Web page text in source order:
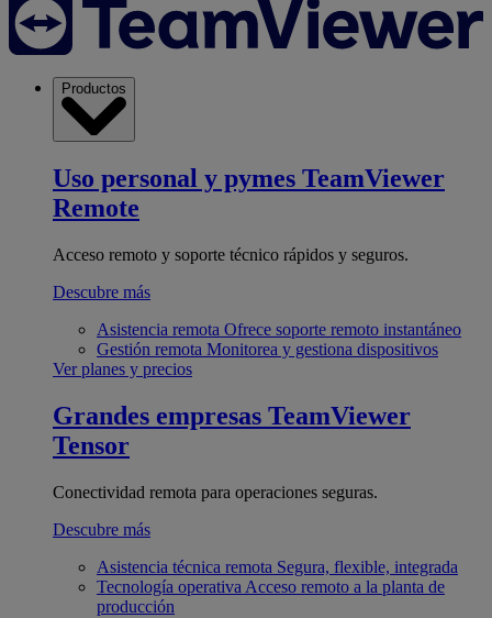
Productos
Uso personal y pymes TeamViewer
Remote
Acceso remoto y soporte técnico rápidos y seguros.
Descubre más
Asistencia remota Ofrece soporte remoto instantáneo
Gestión remota Monitorea y gestiona dispositivos
Ver planes y precios
Grandes empresas TeamViewer
Tensor
Conectividad remota para operaciones seguras.
Descubre más
Asistencia técnica remota Segura, flexible, integrada
Tecnología operativa Acceso remoto a la planta de
producción